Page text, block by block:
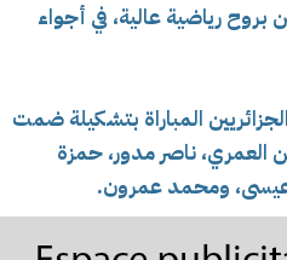
بروح رياضية عالية، في أجواء
المباراة بتشكيلة ضمت
العمري، ناصر مدور، حمزة
عيسى، ومحمد عمرون.